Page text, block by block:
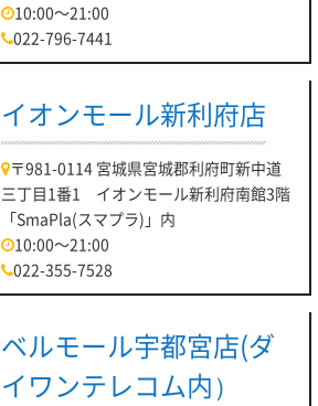
10:00～21:00
022-796-7441
イオンモール新利府店
〒981-0114 宮城県宮城郡利府町新中道
三丁目1番1 イオンモール新利府南館3階
「SmaPla(スマプラ)」内
10:00～21:00
022-355-7528
ベルモール宇都宮店(ダ
イワンテレコム内）